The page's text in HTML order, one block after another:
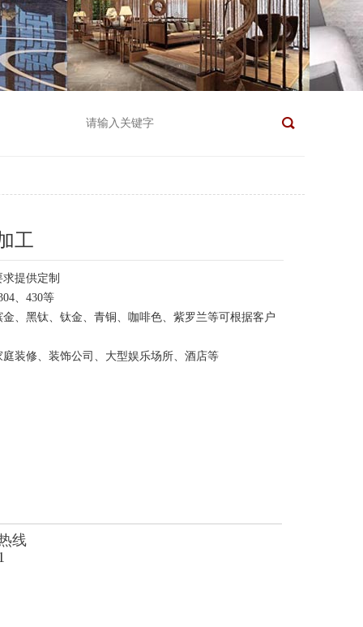
工
提供定制
、430等
、黑钛、钛金、青铜、咖啡色、紫罗兰等可根据客户
装修、装饰公司、大型娱乐场所、酒店等
线